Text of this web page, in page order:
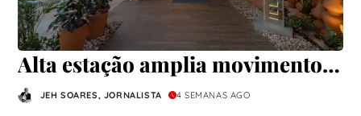
Alta estação amplia movimento
na orla e reforça operação do
JEH SOARES, JORNALISTA 4 SEMANAS AGO